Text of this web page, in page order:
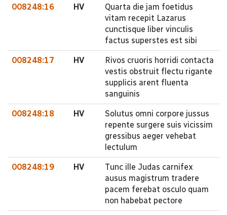
008248:16 HV
Quarta die jam foetidus
vitam recepit Lazarus
cunctisque liber vinculis
factus superstes est sibi
008248:17 HV
Rivos cruoris horridi contacta
vestis obstruit flectu rigante
supplicis arent fluenta
sanguinis
008248:18 HV
Solutus omni corpore jussus
repente surgere suis vicissim
gressibus aeger vehebat
lectulum
008248:19 HV
Tunc ille Judas carnifex
ausus magistrum tradere
pacem ferebat osculo quam
non habebat pectore